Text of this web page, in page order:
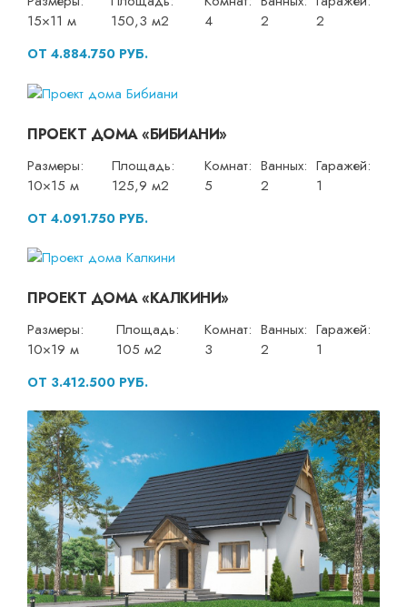
15×11 м
150,3 м2
4
2
2
ОТ 4.884.750 РУБ.
ПРОЕКТ ДОМА «БИБИАНИ»
Размеры:
10×15 м
Площадь:
125,9 м2
Комнат:
5
Ванных:
2
Гаражей:
1
ОТ 4.091.750 РУБ.
ПРОЕКТ ДОМА «КАЛКИНИ»
Размеры:
10×19 м
Площадь:
105 м2
Комнат:
3
Ванных:
2
Гаражей:
1
ОТ 3.412.500 РУБ.